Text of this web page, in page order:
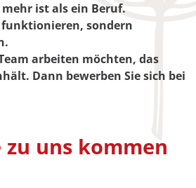
mehr ist als ein Beruf.
sondern
arbeiten möchten, das
Dann bewerben Sie sich bei
zu uns kommen